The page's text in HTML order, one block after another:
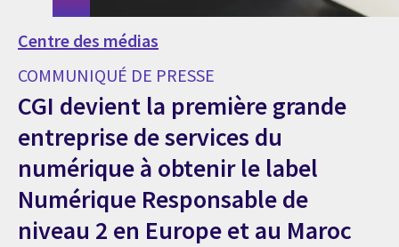
Centre des médias
COMMUNIQUÉ DE PRESSE
CGI devient la première grande
entreprise de services du
numérique à obtenir le label
Numérique Responsable de
niveau 2 en Europe et au Maroc